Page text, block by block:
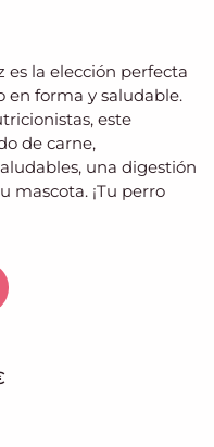
la elección perfecta
forma y saludable.
este
de carne,
una digestión
mascota. ¡Tu perro